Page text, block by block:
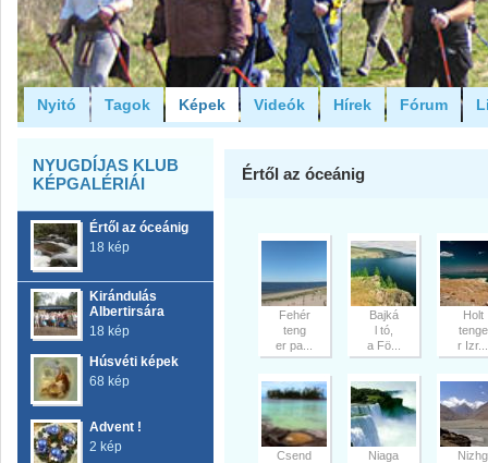
Nyitó Tagok Képek Videók Hírek Fórum
NYUGDÍJAS KLUB
KÉPGALÉRIÁI
Értől az óceánig
18 kép
Kirándulás
Albertirsára
18 kép
Húsvéti képek
68 kép
Advent !
2 kép
Értől az óceánig
Fehér
teng
er pa...
Bajká
l tó,
a Fö...
Holt
tenge
r Izr...
Csend
Niaga
Nizhg